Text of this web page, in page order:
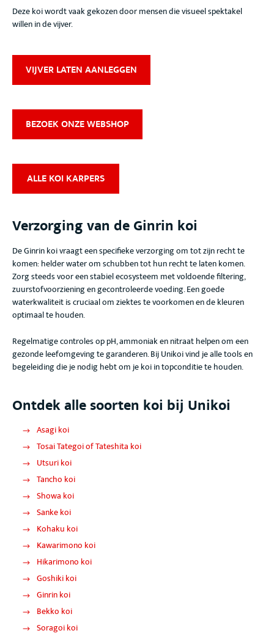
Deze koi wordt vaak gekozen door mensen die visueel spektakel
willen in de vijver.
VIJVER LATEN AANLEGGEN
BEZOEK ONZE WEBSHOP
ALLE KOI KARPERS
Verzorging van de Ginrin koi
De Ginrin koivraagt een specifieke verzorging om tot zijn recht te
komen: helder water om schubben tot hun recht te laten komen.
Zorg steeds voor een stabiel ecosysteem met voldoende filtering,
zuurstofvoorziening en gecontroleerde voeding. Een goede
waterkwaliteit is cruciaal om ziektes te voorkomen en de kleuren
optimaal te houden.
Regelmatige controles op pH, ammoniak en nitraat helpen om een
gezonde leefomgeving te garanderen. Bij Unikoi vind je alle tools en
begeleiding die je nodig hebt om je koi in topconditie te houden.
Ontdek alle soorten koi bij Unikoi
Asagi koi
Tosai Tategoi of Tateshita koi
Utsuri koi
Tancho koi
Showa koi
Sanke koi
Kohaku koi
Kawarimono koi
Hikarimono koi
Goshiki koi
Ginrin koi
Bekko koi
Soragoi koi